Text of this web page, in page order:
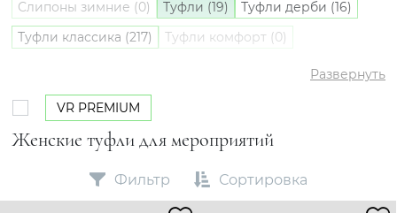
Женские туфли для мероприятий
Слипоны зимние (0)
Туфли (19)
Туфли дерби (16)
Туфли классика (217)
Туфли комфорт (0)
Слипоны (1)
Развернуть
VR PREMIUM
Фильтр Сортировка